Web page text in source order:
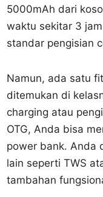
5000mAh dari
waktu sekitar 3
standar pengisian
Namun, ada satu
ditemukan di
charging atau
OTG, Anda bisa
power bank. Anda
lain seperti TWS
tambahan